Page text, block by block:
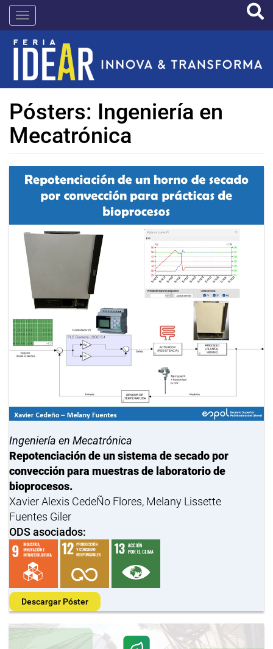
Pasar
contenido
principal
IDEAR
Pósters: Ingeniería en
Mecatrónica
Ingeniería en Mecatrónica
Repotenciación de un sistema de secado por
convección para muestras de laboratorio de
bioprocesos.
Xavier Alexis CedeÑo Flores, Melany Lissette
Fuentes Giler
ODS asociados:
Descargar Póster